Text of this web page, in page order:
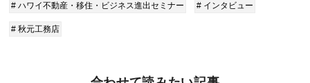
# ハワイ不動産・移住・ビジネス進出セミナー # インタビュー
# 秋元工務店